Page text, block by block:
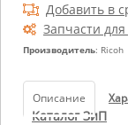
Добавить в
Запчасти
Производитель: Ricoh
Описание
Каталог ЗиП